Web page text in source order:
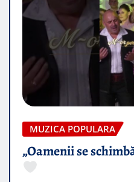
MUZICA POPULARA
„Oamenii se